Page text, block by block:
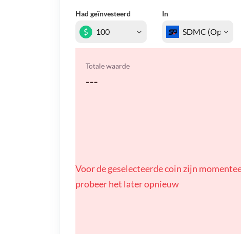
Had geïnvesteerd In
$
Totale waarde
---
Voor de geselecteerde coin zijn
probeer het later opnieuw